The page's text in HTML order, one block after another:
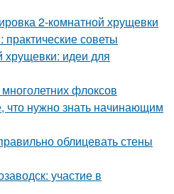
2-комнатной хрущевки
советы
хрущевки: идеи для
флоксов
что нужно знать начинающим
облицевать стены
участие в